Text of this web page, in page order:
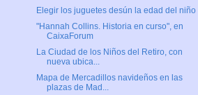
Elegir los juguetes desún la edad del niño
"Hannah Collins. Historia en curso", en
CaixaForum
La Ciudad de los Niños del Retiro, con
nueva ubica...
Mapa de Mercadillos navideños en las
plazas de Mad...